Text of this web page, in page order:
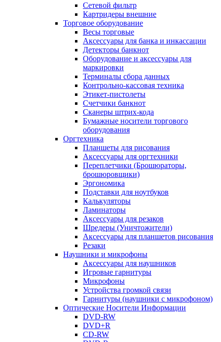
Сетевой фильтр
Картридеры внешние
Торговое оборудование
Весы торговые
Аксессуары для банка и инкассации
Детекторы банкнот
Оборудование и аксессуары для
маркировки
Терминалы сбора данных
Контрольно-кассовая техника
Этикет-пистолеты
Счетчики банкнот
Сканеры штрих-кода
Бумажные носители торгового
оборудования
Оргтехника
Планшеты для рисования
Аксессуары для оргтехники
Переплетчики (Брошюраторы,
брошюровщики)
Эргономика
Подставки для ноутбуков
Калькуляторы
Ламинаторы
Аксессуары для резаков
Шредеры (Уничтожители)
Аксессуары для планшетов рисования
Резаки
Наушники и микрофоны
Аксессуары для наушников
Игровые гарнитуры
Микрофоны
Устройства громкой связи
Гарнитуры (наушники с микрофоном)
Оптические Носители Информации
DVD-RW
DVD+R
CD-RW